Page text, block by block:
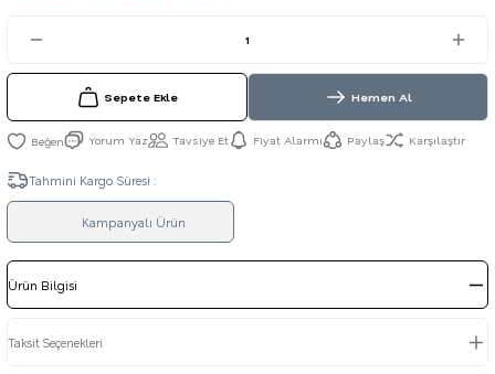
Sepete Ekle Hemen Al
Yorum Yaz Tavsiye Et Fiyat Alarmı Paylaş Karşılaştır
Tahmini Kargo Süresi :
Kampanyalı Ürün
Ürün Bilgisi
Taksit Seçenekleri